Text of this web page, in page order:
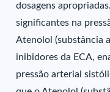
dosagens
significantes na
Atenolol (substância
inibidores da ECA,
pressão arterial